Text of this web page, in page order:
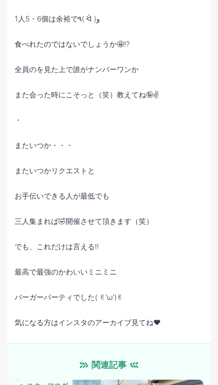
1人5・6個は余裕で٩( ᐛ )و
食べれたのではないでしょうか🤩⁉️
全員のを見た上で誰がナンバーワンか
また会った時にこそっと（笑）教えてね🤪✌️
・
またいつか・・・
またいつかリクエストと
お手伝いできる人が最低でも
三人集まれば🤣開催させて頂きます（笑）
でも、これだけは言える‼️
最高で最強のかわいいミニミニ
バーガーパーティでした( ✌︎'ω')✌︎
気になる方はインスタのアーカイブ見てね❤️
関連記事